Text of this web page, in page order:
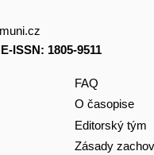
E-ISSN: 1805-9511
FAQ
O časopise
Editorský tým
Zásady